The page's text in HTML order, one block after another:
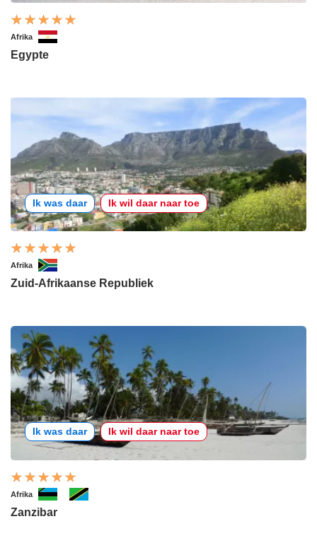
Afrika
Egypte
Ik was daar Ik wil daar naar toe
Afrika
Zuid-Afrikaanse Republiek
Ik was daar Ik wil daar naar toe
Afrika
Zanzibar